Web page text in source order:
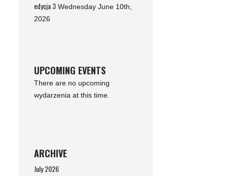
edycja 3 Wednesday June 10th,
2026
UPCOMING EVENTS
There are no upcoming
wydarzenia at this time.
ARCHIVE
July 2026